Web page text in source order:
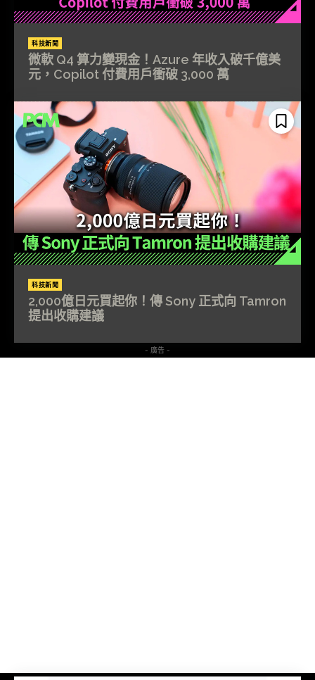
科技新聞
微軟 Q4 算力變現金！Azure 年收入破千億美
元，Copilot 付費用戶衝破 3,000 萬
科技新聞
2,000億日元買起你！傳 Sony 正式向 Tamron
提出收購建議
- 廣告 -